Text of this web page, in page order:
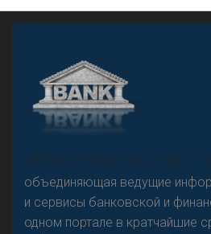
Резкого разворота на
«Н
овости Банков России» –
объединяющая ведущие
и сервисы банковской и
одном портале в кратчайшие